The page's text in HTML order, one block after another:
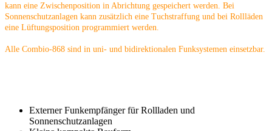
kann eine Zwischenposition in Abrichtung gespeichert werden. Bei
Sonnenschutzanlagen kann zusätzlich eine Tuchstraffung und bei Rollläden
eine Lüftungsposition programmiert werden.
Alle Combio-868 sind in uni- und bidirektionalen Funksystemen einsetzbar.
Externer Funkempfänger für Rollladen und
Sonnenschutzanlagen